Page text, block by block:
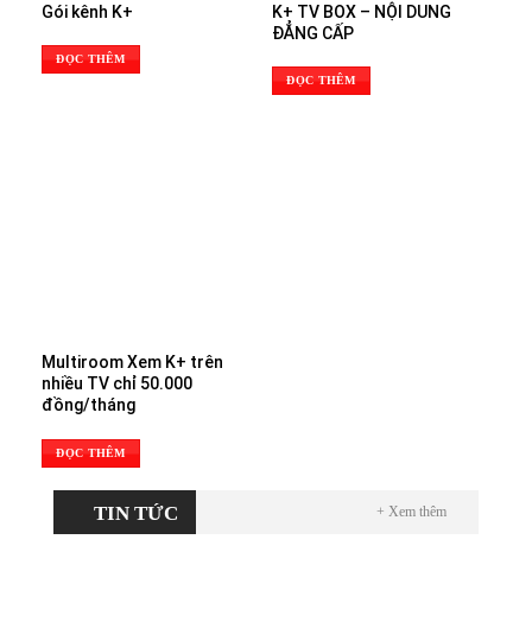
Gói kênh K+
ĐỌC THÊM
K+ TV BOX – NỘI DUNG
ĐẲNG CẤP
ĐỌC THÊM
Multiroom Xem K+ trên
nhiều TV chỉ 50.000
đồng/tháng
ĐỌC THÊM
TIN TỨC + Xem thêm